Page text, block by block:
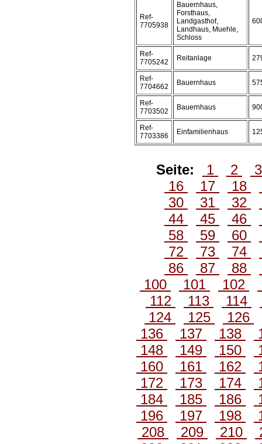
Ref-
7705938
Bauernhaus,
Forsthaus,
Landgasthof,
Landhaus, Muehle,
Schloss
Ref-
7705242
Reitanlage
Ref-
7704662
Bauernhaus
Ref-
7703502
Bauernhaus
Ref-
7703386
Einfamilienhaus
Seite: 1 2
16
17 18
30
31 32
44
45 46
58
59 60
72
73 74
86
87 88
100
101 102
112
113 114
124
125
126
136
137 138
148
149 150
160
161 162
172
173 174
184
185 186
196
197 198
208
209 210